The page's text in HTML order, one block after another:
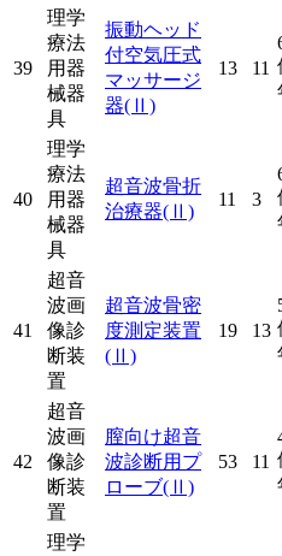
39
理学
療法
用器
械器
具
振動ヘッド
付空気圧式
マッサージ
器(Ⅱ)
13 11
40
理学
療法
用器
械器
具
超音波骨折
治療器(Ⅱ)
11 3
41
超音
波画
像診
断装
置
超音波骨密
度測定装置
(Ⅱ)
19 13
42
超音
波画
像診
断装
置
膣向け超音
波診断用プ
ローブ(Ⅱ)
53 11
理学